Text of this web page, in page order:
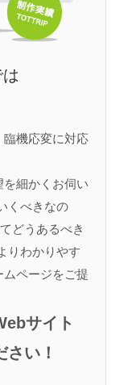
機応変に対応
細かくお伺い
くべきなの
どうあるべき
りわかりやす
ムページをご提
サイト
い！